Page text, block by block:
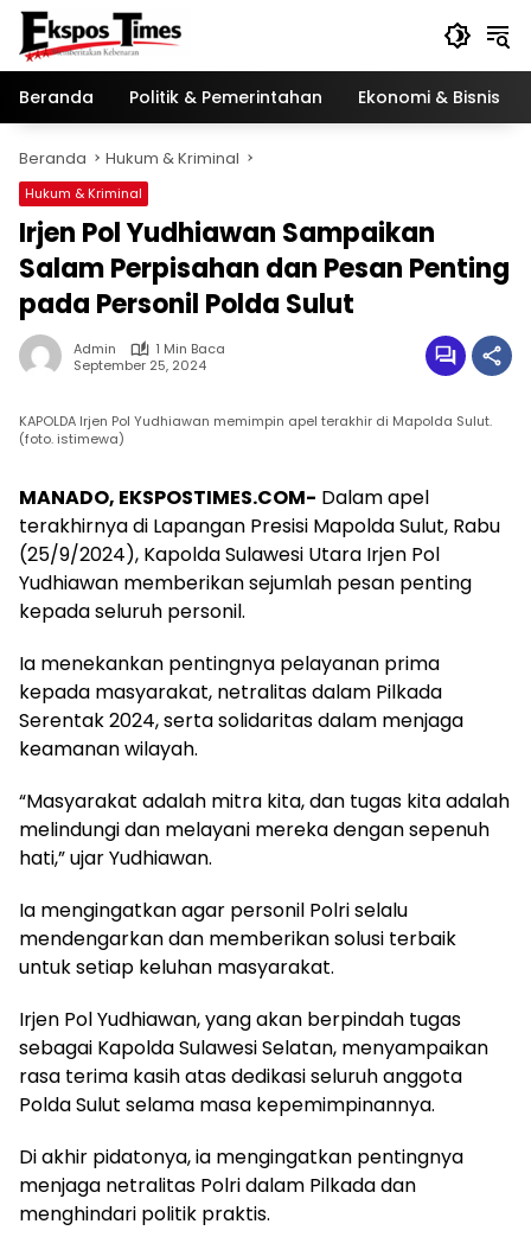
Langsung
konten
Beranda
Politik & Pemerintahan Ekonomi & Bisnis
Beranda Hukum & Kriminal
Hukum & Kriminal
Irjen Pol Yudhiawan Sampaikan
Salam Perpisahan dan Pesan Penting
pada Personil Polda Sulut
Admin
1 Min Baca
September 25, 2024
KAPOLDA Irjen Pol Yudhiawan memimpin apel terakhir di Mapolda Sulut.
(foto. istimewa)
MANADO, EKSPOSTIMES.COM- Dalam apel
terakhirnya di Lapangan Presisi Mapolda Sulut, Rabu
(25/9/2024), Kapolda Sulawesi Utara Irjen Pol
Yudhiawan memberikan sejumlah pesan penting
kepada seluruh personil.
Ia menekankan pentingnya pelayanan prima
kepada masyarakat, netralitas dalam Pilkada
Serentak 2024, serta solidaritas dalam menjaga
keamanan wilayah.
“Masyarakat adalah mitra kita, dan tugas kita adalah
melindungi dan melayani mereka dengan sepenuh
hati,” ujar Yudhiawan.
Ia mengingatkan agar personil Polri selalu
mendengarkan dan memberikan solusi terbaik
untuk setiap keluhan masyarakat.
Irjen Pol Yudhiawan, yang akan berpindah tugas
sebagai Kapolda Sulawesi Selatan, menyampaikan
rasa terima kasih atas dedikasi seluruh anggota
Polda Sulut selama masa kepemimpinannya.
Di akhir pidatonya, ia mengingatkan pentingnya
menjaga netralitas Polri dalam Pilkada dan
menghindari politik praktis.